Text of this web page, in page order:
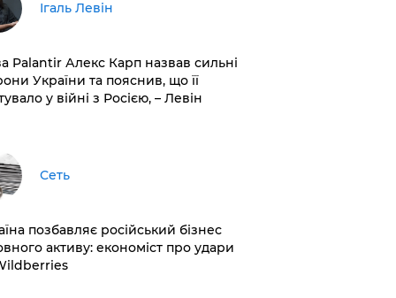
Ігаль Левін
Palantir Алекс Карп назвав сильні
України та пояснив, що її
у війні з Росією, – Левін
Сеть
позбавляє російський бізнес
активу: економіст про удари